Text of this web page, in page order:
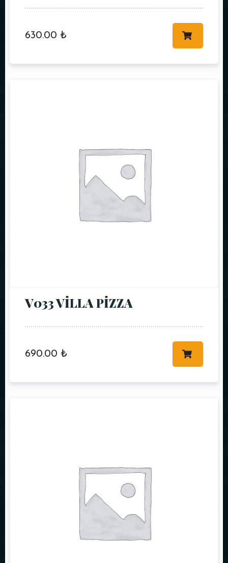
630.00₺
V033 VİLLA PİZZA
690.00₺